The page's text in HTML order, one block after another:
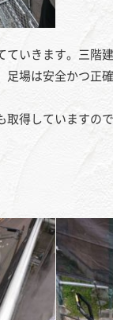
いきます。三階
足場は安全かつ正
取得していますの